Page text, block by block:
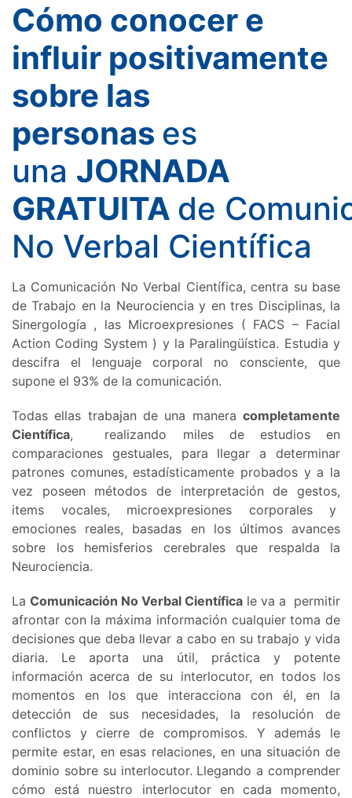
Cómo conocer e
influir positivamente
sobre las
personas es
una JORNADA
GRATUITA de
No Verbal Científica
La Comunicación No Verbal Científica, centra su base
de Trabajo en la Neurociencia y en tres Disciplinas, la
Sinergología , las Microexpresiones ( FACS – Facial
Action Coding System ) y la Paralingüística. Estudia y
descifra el lenguaje corporal no consciente, que
supone el 93% de la comunicación.
Todas ellas trabajan de una manera completamente
Científica, realizando miles de estudios en
comparaciones gestuales, para llegar a determinar
patrones comunes, estadísticamente probados y a la
vez poseen métodos de interpretación de gestos,
items vocales, microexpresiones corporales y
emociones reales, basadas en los últimos avances
sobre los hemisferios cerebrales que respalda la
Neurociencia.
La Comunicación No Verbal Científica le va a permitir
afrontar con la máxima información cualquier toma de
decisiones que deba llevar a cabo en su trabajo y vida
diaria. Le aporta una útil, práctica y potente
información acerca de su interlocutor, en todos los
momentos en los que interacciona con él, en la
detección de sus necesidades, la resolución de
conflictos y cierre de compromisos. Y además le
permite estar, en esas relaciones, en una situación de
dominio sobre su interlocutor. Llegando a comprender
cómo está nuestro interlocutor en cada momento,